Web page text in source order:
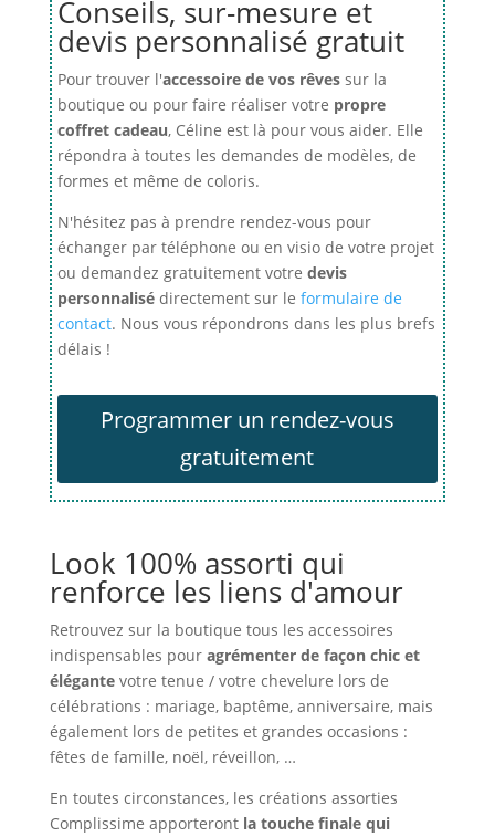
Conseils, sur-mesure et
devis personnalisé gratuit
Pour trouver l'accessoire de vos rêvessur la
boutique ou pour faire réaliser votre propre
coffret cadeau, Céline est là pour vous aider. Elle
répondra à toutes les demandes de modèles, de
formes et même de coloris.
N'hésitez pas à prendre rendez-vous pour
échanger par téléphone ou en visio de votre projet
ou demandez gratuitement votre devis
personnalisédirectement sur le formulaire de
contact. Nous vous répondrons dans les plus brefs
délais !
Programmer un rendez-vous
gratuitement
Look 100% assorti qui
renforce les liens d'amour
Retrouvez sur la boutique tous les accessoires
indispensables pouragrémenter de façon chic et
élégantevotre tenue / votre chevelure lors de
célébrations : mariage, baptême, anniversaire, mais
également lors de petites et grandes occasions :
fêtes de famille, noël, réveillon, …
En toutes circonstances, les créations assorties
Complissime apporteront la touche finale qui